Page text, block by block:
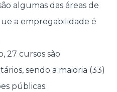
algumas das áreas de
a empregabilidade é
27 cursos são
sendo a maioria (33)
públicas.